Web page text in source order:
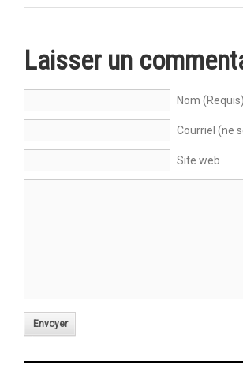
Laisser un
Nom (Requis)
Courriel (ne
Site web
Envoyer